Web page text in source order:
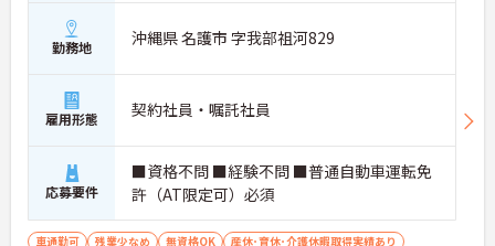
勤務地 沖縄県 名護市 字我部祖河829
雇用形態 契約社員・嘱託社員
応募要件
■資格不問 ■経験不問 ■普通自動車運転免
許（AT限定可）必須
車通勤可 残業少なめ 無資格OK 産休･育休･介護休暇取得実績あり